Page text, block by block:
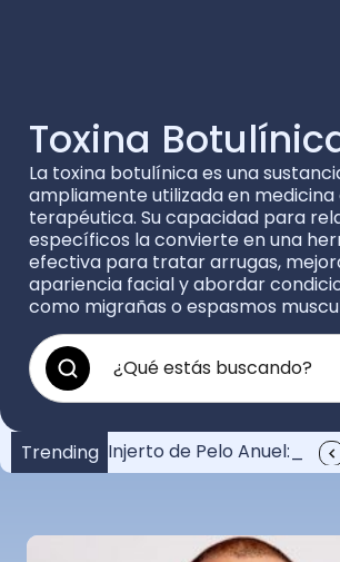
Toxina
La toxina botulínica es una
ampliamente utilizada en
terapéutica. Su capacidad para
específicos la convierte en una
efectiva para tratar arrugas,
apariencia facial y abordar
como migrañas o espasmos
Trending